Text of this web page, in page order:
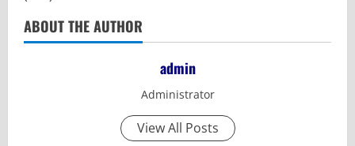
ABOUT THE AUTHOR
admin
Administrator
View All Posts